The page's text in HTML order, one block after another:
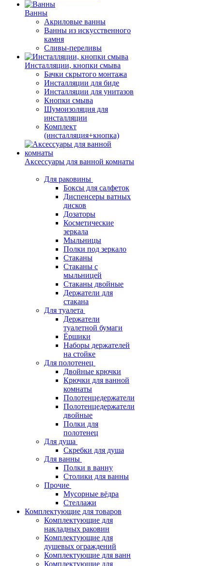
Ванны
Акриловые ванны
Ванны из искусственного
камня
Сливы-переливы
Инсталляции, кнопки смыва
Бачки скрытого монтажа
Инсталляции для биде
Инсталляции для унитазов
Кнопки смыва
Шумоизоляция для
инсталляции
Комплект
(инсталляция+кнопка)
Аксессуары для ванной комнаты
Для раковины
Боксы для салфеток
Диспенсеры ватных
дисков
Дозаторы
Косметические
зеркала
Мыльницы
Полки под зеркало
Стаканы
Стаканы с
мыльницей
Стаканы двойные
Держатели для
стакана
Для туалета
Держатели
туалетной бумаги
Ёршики
Наборы держателей
на стойке
Для полотенец
Двойные крючки
Крючки для ванной
комнаты
Полотенцедержатели
Полотенцедержатели
двойные
Полки для
полотенец
Для душа
Скребки для душа
Для ванны
Полки в ванну
Столики для ванны
Прочие
Мусорные вёдра
Стеллажи
Комплектующие для товаров
Комплектующие для
накладных раковин
Комплектующие для
душевых ограждений
Комплектующие для ванн
Комплектующие для